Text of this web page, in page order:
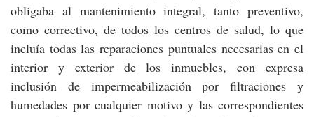
obligaba al mantenimiento integral, tanto preventivo,
como correctivo, de todos los centros de salud, lo que
incluía todas las reparaciones puntuales necesarias en el
interior y exterior de los inmuebles, con expresa
inclusión de impermeabilización por filtraciones y
humedades por cualquier motivo y las correspondientes